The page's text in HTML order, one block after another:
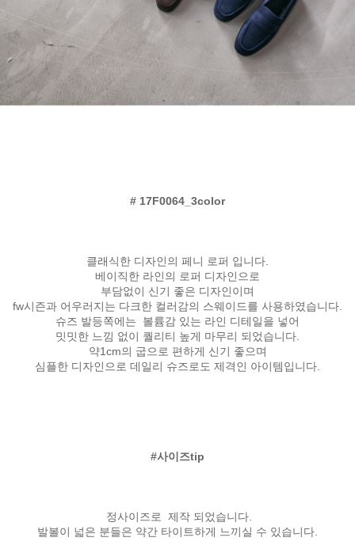
# 17F0064_3color
클래식한 디자인의 페니 로퍼 입니다.
베이직한 라인의 로퍼 디자인으로
부담없이 신기 좋은 디자인이며
fw시즌과 어우러지는 다크한 컬러감의 스웨이드를 사용하였습니다.
슈즈 발등쪽에는 볼륨감 있는 라인 디테일을 넣어
밋밋한 느낌 없이 퀄리티 높게 마무리 되었습니다.
약1cm의 굽으로 편하게 신기 좋으며
심플한 디자인으로 데일리 슈즈로도 제격인 아이템입니다.
#사이즈tip
정사이즈로 제작 되었습니다.
발볼이 넓은 분들은 약간 타이트하게 느끼실 수 있습니다.